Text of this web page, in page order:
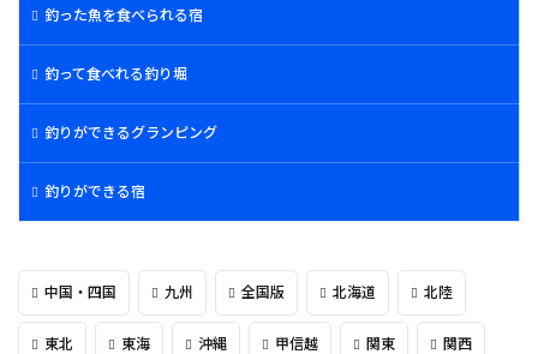
釣った魚を食べられる宿
釣って食べれる釣り堀
釣りができるグランピング
釣りができる宿
中国・四国 九州 全国版 北海道 北陸
東北 東海 沖縄 甲信越 関東 関西